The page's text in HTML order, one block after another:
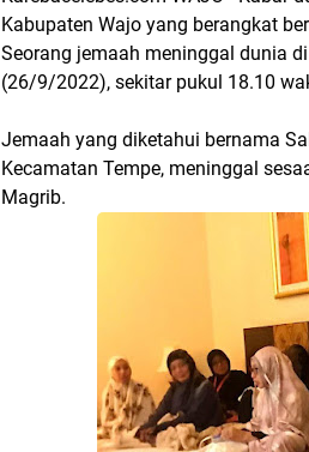
Kabupaten Wajo yang berangkat
Seorang jemaah meninggal dunia
(26/9/2022), sekitar pukul 18.10
Jemaah yang diketahui bernama
Kecamatan Tempe, meninggal
Magrib.